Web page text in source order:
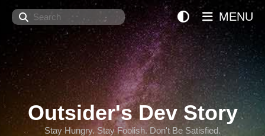
Search
Outsider's Dev Story
Stay Hungry. Stay Foolish. Don't Be Satisfied.
MENU